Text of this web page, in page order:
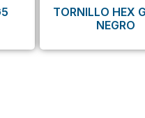
TORNILLO HEX
NEGRO